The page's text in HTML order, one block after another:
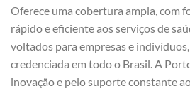
Oferece uma cobertura ampla, com
rápido e eficiente aos serviços de
voltados para empresas e
credenciada em todo o Brasil. A
inovação e pelo suporte constante